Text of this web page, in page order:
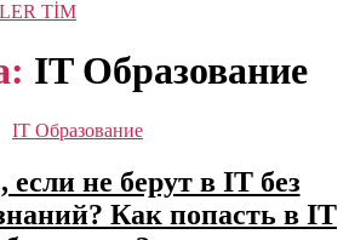
TİM
IT Образование
Categorías
IT Образование
если не берут в IT без
Как попасть в IT